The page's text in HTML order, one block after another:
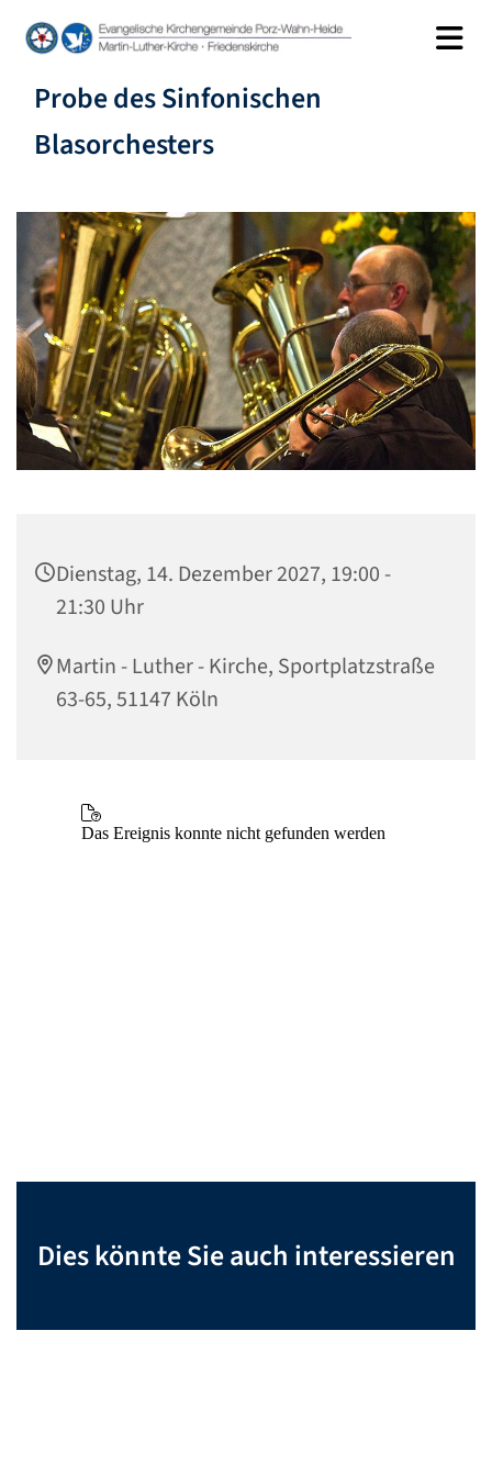
Probe des Sinfonischen
Blasorchesters
Dienstag, 14. Dezember 2027, 19:00 -
21:30 Uhr
Martin - Luther - Kirche, Sportplatzstraße
63-65, 51147 Köln
Dies könnte Sie auch interessieren